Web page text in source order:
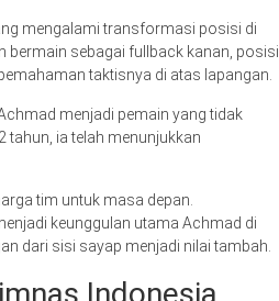
mengalami transformasi posisi di
bermain sebagai fullback kanan, posisi
taktisnya di atas lapangan.
menjadi pemain yang tidak
tahun, ia telah menunjukkan
tim untuk masa depan.
keunggulan utama Achmad di
dari sisi sayap menjadi nilai tambah.